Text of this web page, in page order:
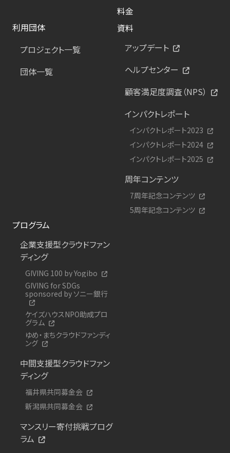
料金
利用団体
プロジェクト一覧
団体一覧
資料
アップデート
ヘルプセンター
顧客満足度調査（NPS）
インパクトレポート
インパクトレポート2023
インパクトレポート2024
インパクトレポート2025
周年コンテンツ
7周年記念コンテンツ
5周年記念コンテンツ
プログラム
企業支援型クラウドファン
ディング
GIVING 100 by Yogibo
GIVING for SDGs
sponsored by ソニー銀行
ケイズハウスNPO助成プロ
グラム
ゆめ・まちクラウドファンディ
ング
中間支援型クラウドファン
ディング
福井県共同募金会
新潟県共同募金会
マンスリー寄付挑戦プログ
ラム